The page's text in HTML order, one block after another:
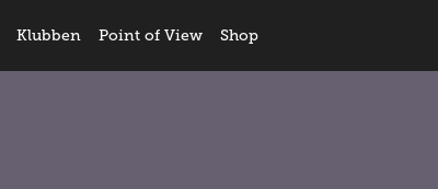
Klubben Point of View Shop